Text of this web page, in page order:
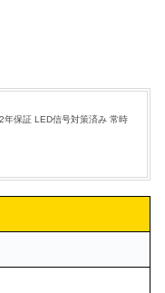
年保証 LED信号対策済み 常時